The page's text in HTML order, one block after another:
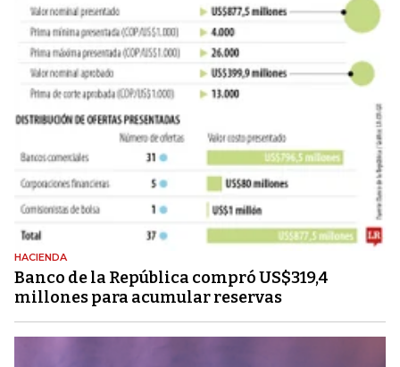
HACIENDA
Banco de la República compró US$319,4
millones para acumular reservas